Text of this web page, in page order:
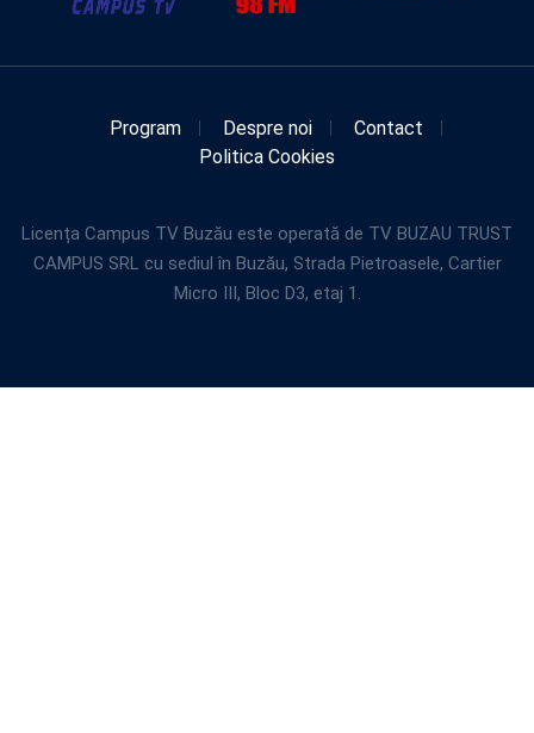
Program Despre noi
Contact
Politica Cookies
Licența Campus TV Buzău este operată de TV BUZAU TRUST
CAMPUS SRL cu sediul în Buzău, Strada Pietroasele, Cartier
Micro III, Bloc D3, etaj 1.